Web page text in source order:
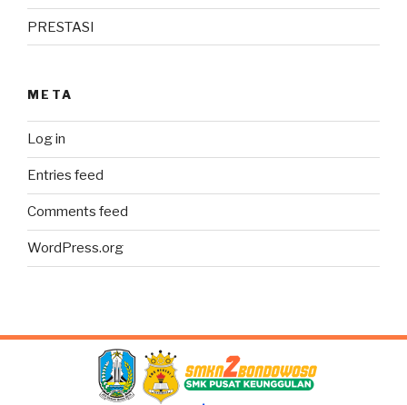
PRESTASI
META
Log in
Entries feed
Comments feed
WordPress.org